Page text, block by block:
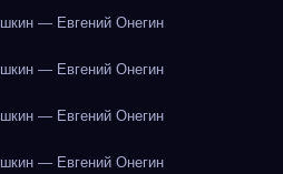
— Евгений Онегин
— Евгений Онегин
— Евгений Онегин
— Евгений Онегин